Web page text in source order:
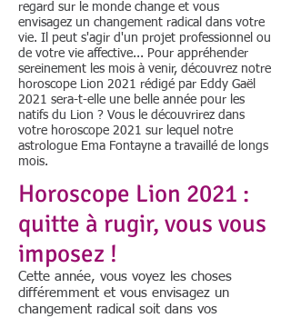
regard sur le monde change et vous
envisagez un changement radical dans votre
vie. Il peut s'agir d'un projet professionnel ou
de votre vie affective... Pour appréhender
sereinement les mois à venir, découvrez notre
horoscope Lion 2021 rédigé par Eddy Gaël
2021 sera-t-elle une belle année pour les
natifs du Lion ? Vous le découvrirez dans
votre horoscope 2021 sur lequel notre
astrologue Ema Fontayne a travaillé de longs
mois.
Horoscope Lion 2021 :
quitte à rugir, vous vous
imposez !
Cette année, vous voyez les choses
différemment et vous envisagez un
changement radical soit dans vos